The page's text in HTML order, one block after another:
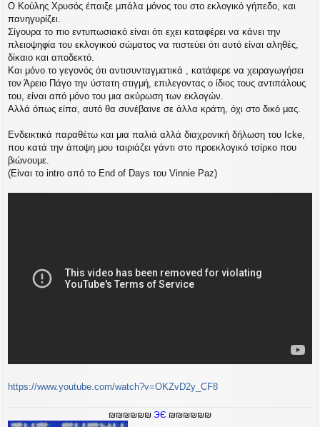
μ
ο
σ
ί
υ
σ
η
Ο Κούλης Χρυσός έπαιξε μπάλα μόνος του στο εκλογικό γήπεδο, και
πανηγυρίζει.
Σίγουρα το πιο εντυπωσιακό είναι ότι εχει καταφέρει να κάνει την
πλειοψηφία του εκλογικού σώματος να πιστεύει ότι αυτό είναι αληθές,
δίκαιο και αποδεκτό.
Και μόνο το γεγονός ότι αντισυνταγματικά , κατάφερε να χειραγωγήσει
τον Άρειο Πάγο την ύστατη στιγμή, επιλεγοντας ο ίδιος τους αντιπάλους
του, είναι από μόνο του μια ακύρωση των εκλογών.
Αλλά όπως είπα, αυτό θα συνέβαινε σε άλλα κράτη, όχι στο δικό μας.
Ενδεικτικά παραθέτω και μια παλιά αλλά διαχρονική δήλωση του Icke,
που κατά την άποψη μου ταιριάζει γάντι στο προεκλογικό τσίρκο που
βιώνουμε.
(Είναι το intro από το End of Days του Vinnie Paz)
https://www.youtube.com/watch?v=OKZvD2y_CF8
₪₪₪₪₪₪ ЭЄ ₪₪₪₪₪₪